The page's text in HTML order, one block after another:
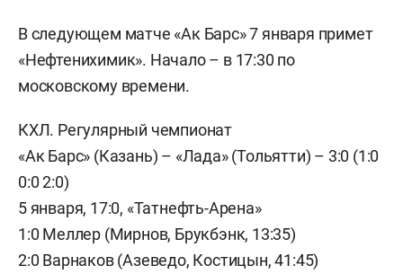
В следующем матче «Ак Барс» 7 января примет
«Нефтенихимик». Начало – в 17:30 по
московскому времени.
КХЛ. Регулярный чемпионат
«Ак Барс» (Казань) – «Лада» (Тольятти) – 3:0 (1:0
0:0 2:0)
5 января, 17:0, «Татнефть-Арена»
1:0 Меллер (Мирнов, Брукбэнк, 13:35)
2:0 Варнаков (Азеведо, Костицын, 41:45)